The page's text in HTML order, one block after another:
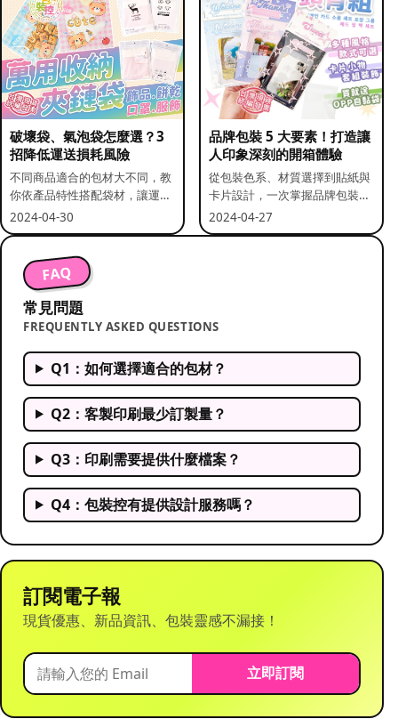
破壞袋、氣泡袋怎麼選？3
招降低運送損耗風險
不同商品適合的包材大不同，教
你依產品特性搭配袋材，讓運送
更安全。
2024-04-30
品牌包裝 5 大要素！打造讓
人印象深刻的開箱體驗
從包裝色系、材質選擇到貼紙與
卡片設計，一次掌握品牌包裝的
關鍵要素。
2024-04-27
FAQ
常見問題
FREQUENTLY ASKED QUESTIONS
Q1：如何選擇適合的包材？
Q2：客製印刷最少訂製量？
Q3：印刷需要提供什麼檔案？
Q4：包裝控有提供設計服務嗎？
訂閱電子報
現貨優惠、新品資訊、包裝靈感不漏接！
立即訂閱